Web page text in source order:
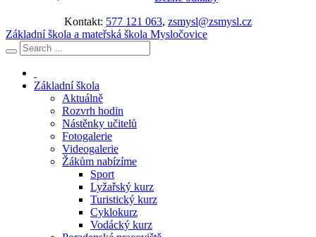
Kontakt: 577 121 063, zsmysl@zsmysl.cz
Základní škola a mateřská škola Mysločovice
Základní škola
Aktuálně
Rozvrh hodin
Nástěnky učitelů
Fotogalerie
Videogalerie
Žákům nabízíme
Sport
Lyžařský kurz
Turistický kurz
Cyklokurz
Vodácký kurz